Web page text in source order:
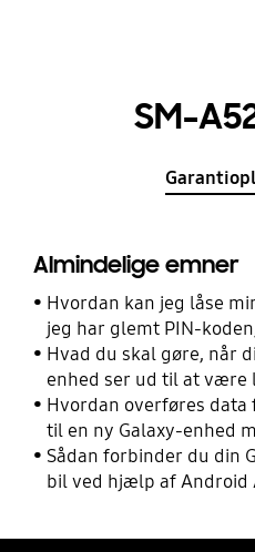
SM-
Almindelige emner
Hvordan kan jeg låse
jeg har glemt PIN-
adgangskoden?
Hvad du skal gøre, når
enhed ser ud til at være
reagerer
Hvordan overføres data
til en ny Galaxy-enhed
Sådan forbinder du din
bil ved hjælp af Android